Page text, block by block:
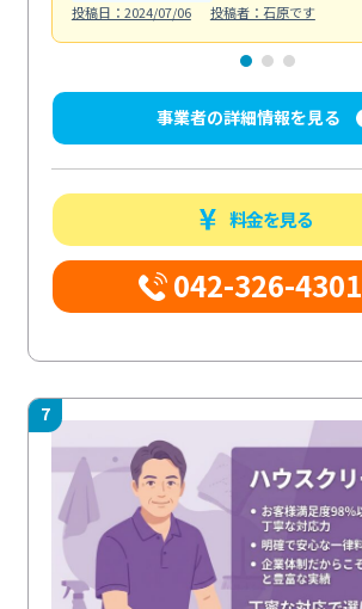
投稿日：2024/07/06
投稿者：石原です
事業者の詳細情報を見る
料金を見る
042-326-4301
7